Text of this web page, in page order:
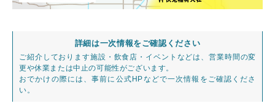
詳細は一次情報をご確認ください
ご紹介しております施設・飲食店・イベントなどは、営業時間の変
更や休業または中止の可能性がございます。
おでかけの際には、事前に公式HPなどで一次情報をご確認くださ
い。